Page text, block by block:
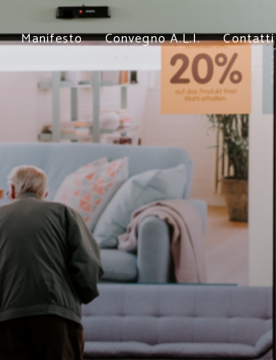
Manifesto Convegno A.L.I. Contatti